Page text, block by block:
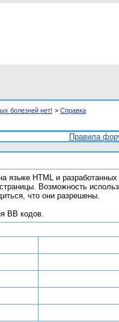
болезней нет! > Справка
Правила
языке HTML и
Возможность
что они разрешены.
BB кодов.